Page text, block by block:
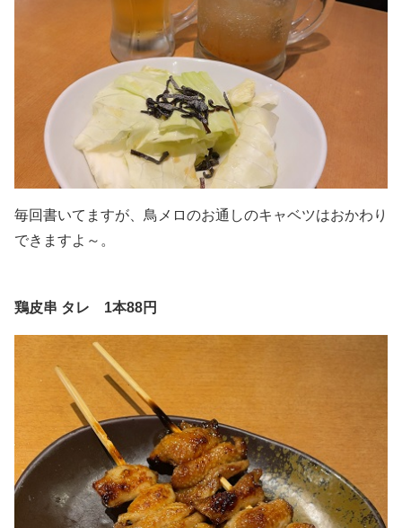
毎回書いてますが、鳥メロのお通しのキャベツはおかわり
できますよ～。
鶏皮串 タレ 1本88円